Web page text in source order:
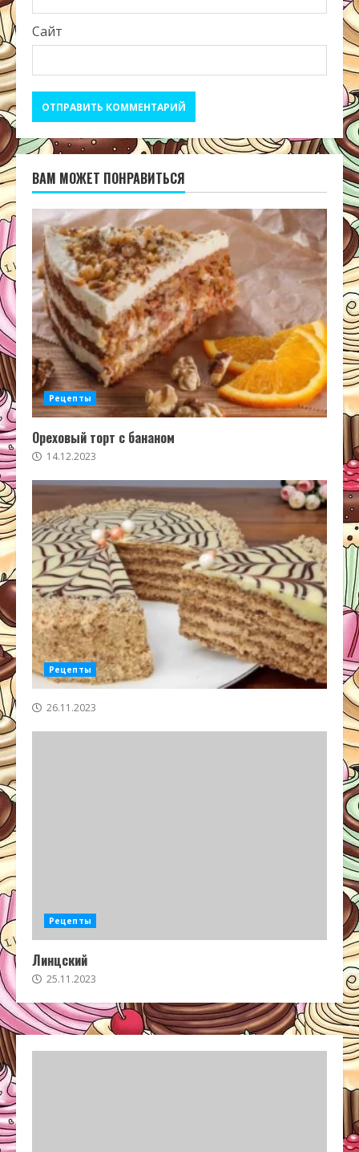
Сайт
ВАМ МОЖЕТ ПОНРАВИТЬСЯ
Рецепты
Ореховый торт с бананом
14.12.2023
Рецепты
26.11.2023
Рецепты
Линцский
25.11.2023